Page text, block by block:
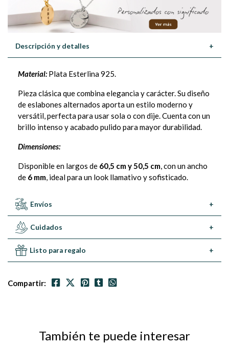
Descripción y detalles +
Material:Plata Esterlina 925.
Pieza clásica que combina elegancia y carácter. Su diseño
de eslabones alternados aporta un estilo moderno y
versátil, perfecta para usar sola o con dije. Cuenta con un
brillo intenso y acabado pulido para mayor durabilidad.
Dimensiones:
Disponible en largos de 60,5 cm y 50,5 cm, con un ancho
de 6 mm, ideal para un look llamativo y sofisticado.
Envíos +
Cuidados +
Listo para regalo +
Compartir:
También te puede interesar